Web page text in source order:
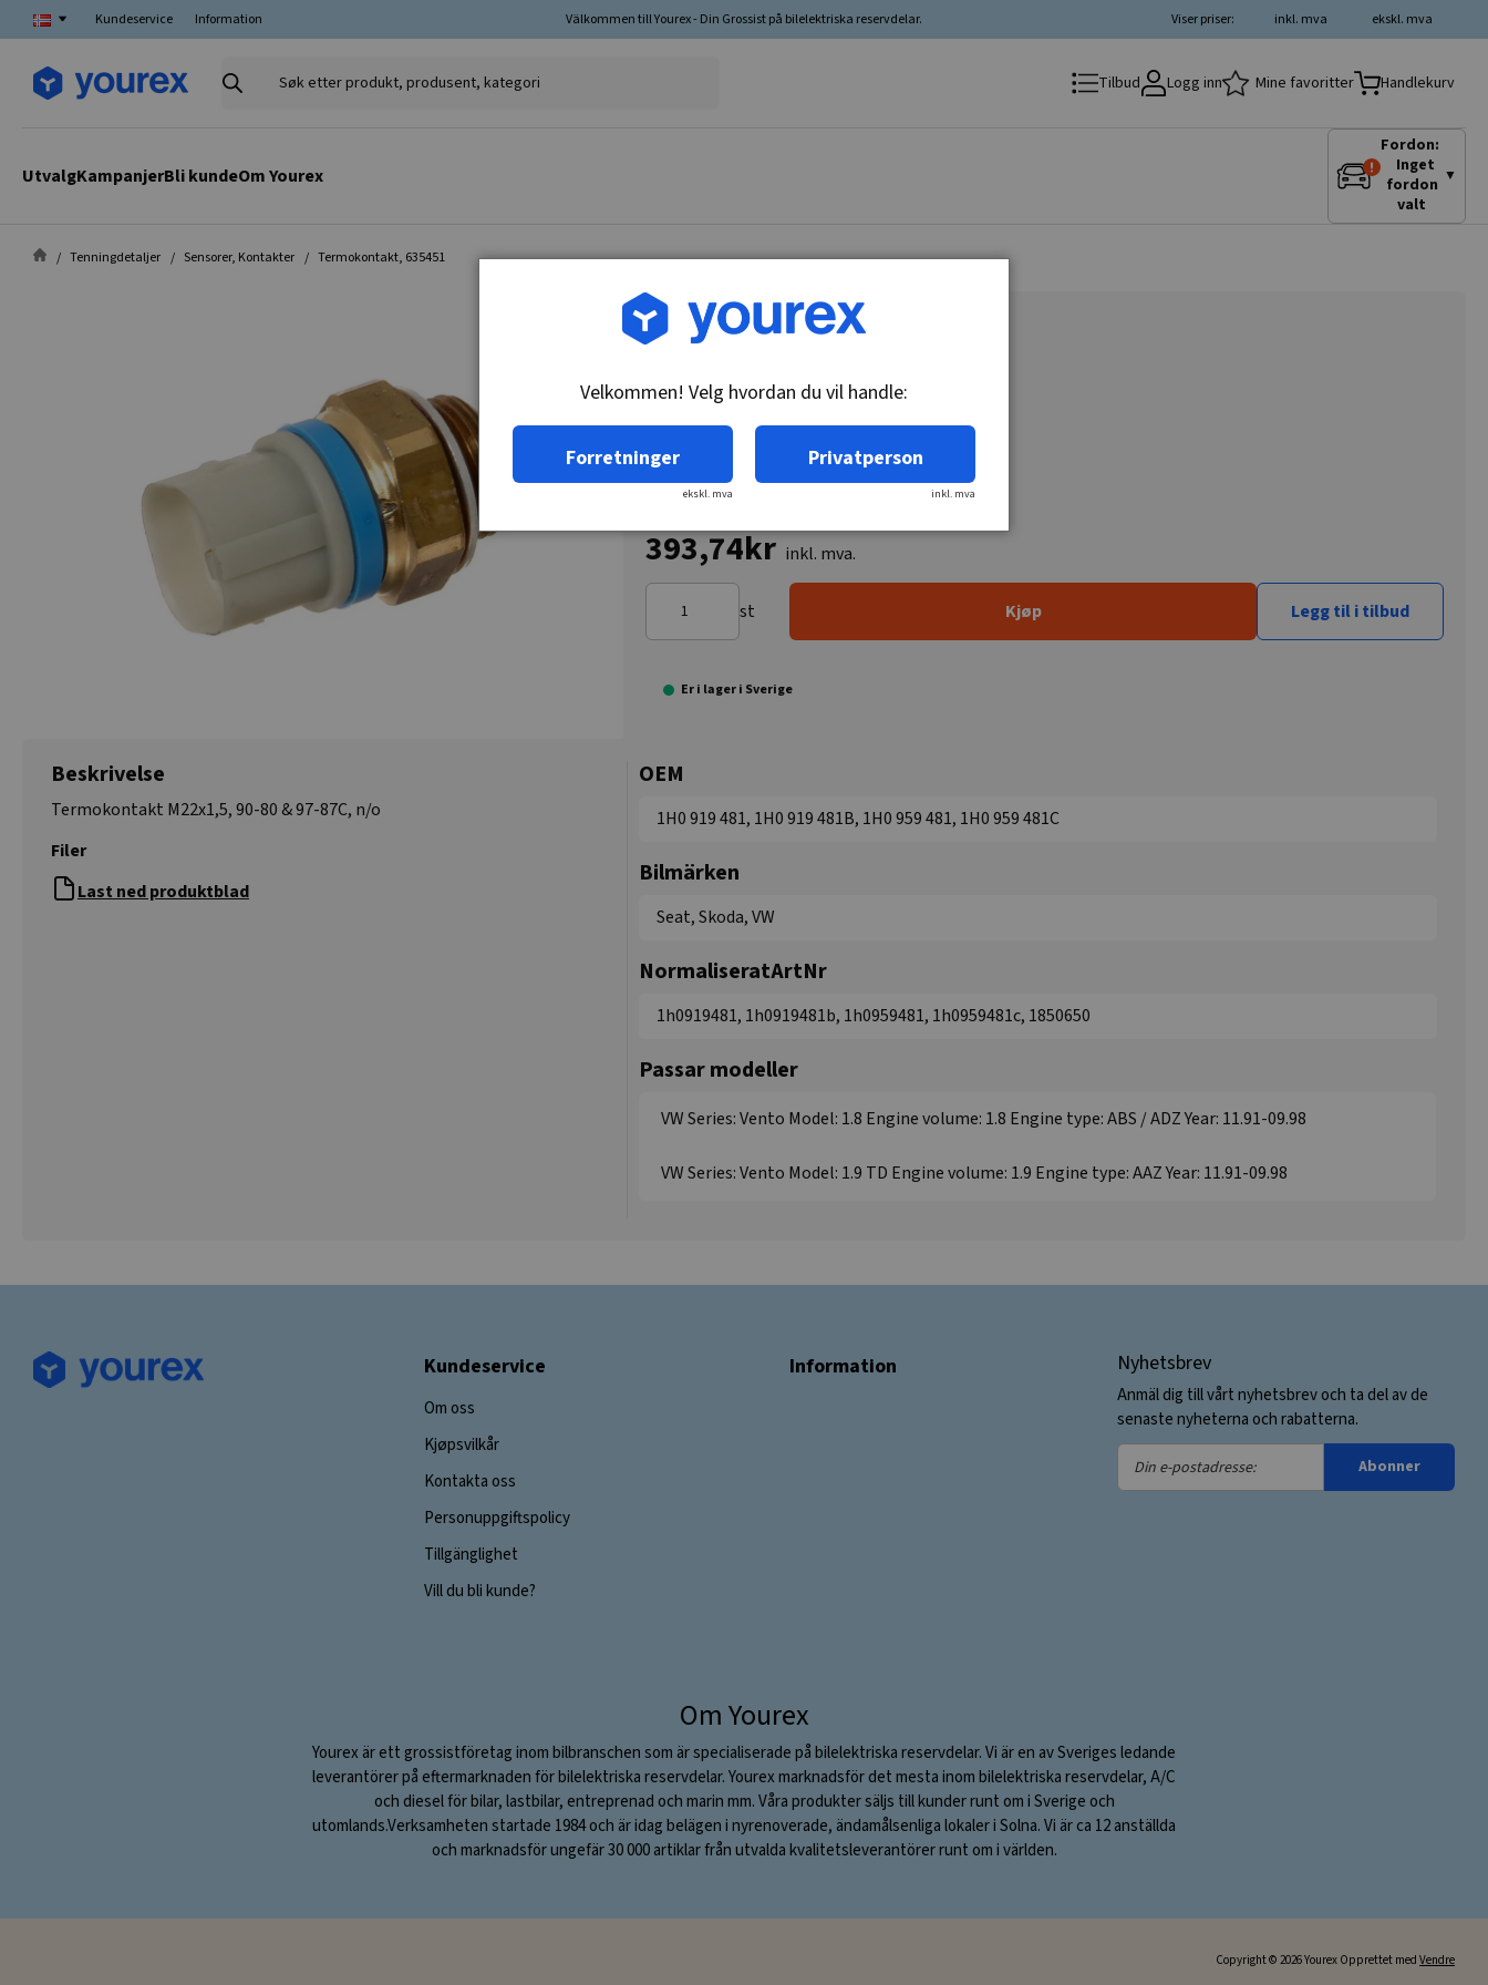
Kundeservice Information Välkommen till Yourex - Din Grossist på bilelektriska reservdelar. ekskl. mva
inkl. mva
Viser priser:
Søk
kategori
Tilbud Logg inn Mine favoritter Handlekurv
UtvalgKampanjerBli kundeOm Yourex
Fordon:
Inget
fordon
valt
▼
Tenningdetaljer Sensorer, Kontakter Termokontakt, 635451
Varenr.: 1850650
393,74kr inkl. mva.
st Kjøp Legg til i tilbud
Er i lager i Sverige
Beskrivelse
Termokontakt M22x1,5, 90-80 & 97-87C, n/o
Filer
Last ned produktblad
OEM
1H0 919 481, 1H0 919 481B, 1H0 959 481, 1H0 959 481C
Bilmärken
Seat, Skoda, VW
NormaliseratArtNr
1h0919481, 1h0919481b, 1h0959481, 1h0959481c, 1850650
Passar modeller
VW Series: Vento Model: 1.8 Engine volume: 1.8 Engine type: ABS / ADZ Year: 11.91-09.98
VW Series: Vento Model: 1.9 TD Engine volume: 1.9 Engine type: AAZ Year: 11.91-09.98
Kundeservice
Om oss
Kjøpsvilkår
Kontakta oss
Personuppgiftspolicy
Tillgänglighet
Vill du bli kunde?
Information Nyhetsbrev
Anmäl dig till vårt nyhetsbrev och ta del av de
senaste nyheterna och rabatterna.
Din
e-
Abonner
Om Yourex
Yourex är ett grossistföretag inom bilbranschen som är specialiserade på bilelektriska reservdelar. Vi är en av Sveriges ledande
leverantörer på eftermarknaden för bilelektriska reservdelar. Yourex marknadsför det mesta inom bilelektriska reservdelar, A/C
och diesel för bilar, lastbilar, entreprenad och marin mm. Våra produkter säljs till kunder runt om i Sverige och
utomlands.Verksamheten startade 1984 och är idag belägen i nyrenoverade, ändamålsenliga lokaler i Solna. Vi är ca 12 anställda
och marknadsför ungefär 30 000 artiklar från utvalda kvalitetsleverantörer runt om i världen.
Copyright © 2026 Yourex Opprettet med Vendre
Velkommen! Velg hvordan du vil handle:
Forretninger
ekskl. mva
Privatperson
inkl. mva